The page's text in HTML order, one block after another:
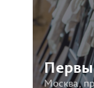
Москва,